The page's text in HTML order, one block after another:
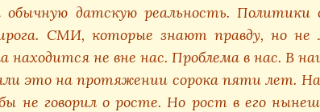
датскую реальность. Политики
СМИ, которые знают правду, но
находится не вне нас. Проблема в нас. В
это на протяжении сорока пяти лет.
не говорил о росте. Но рост в его